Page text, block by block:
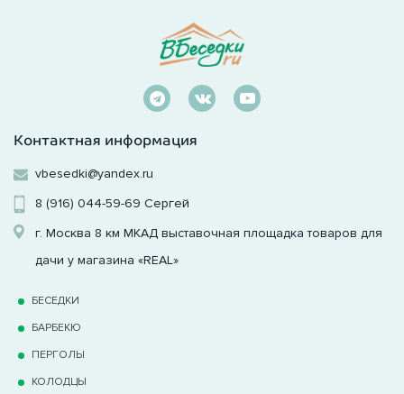
Контактная информация
vbesedki@yandex.ru
8 (916) 044-59-69 Сергей
г. Москва 8 км МКАД выставочная площадка товаров для
дачи у магазина «REAL»
БЕСЕДКИ
БАРБЕКЮ
ПЕРГОЛЫ
КОЛОДЦЫ